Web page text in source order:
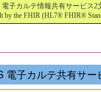
子カルテ情報共有サービス2
by the FHIR (HL7® FHIR®
電子カルテ共有サ